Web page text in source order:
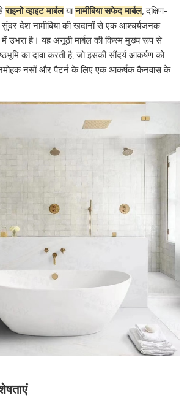
राइनो व्हाइट मार्बलयानामीबिया सफेद मार्बल, दक्षिण-
देश नामीबिया की खदानों से एक आश्चर्यजनक
उभरा है। यह अनूठी मार्बल की किस्म मुख्य रूप से
का दावा करती है, जो इसकी सौंदर्य आकर्षण को
नसों और पैटर्न के लिए एक आकर्षक कैनवास के